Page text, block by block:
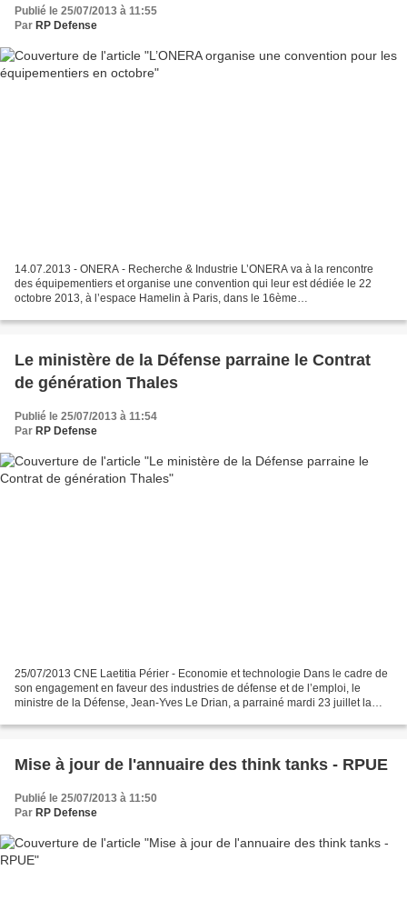
Publié le 25/07/2013 à 11:55
Par RP Defense
14.07.2013 - ONERA - Recherche & Industrie L’ONERA va à la rencontre
des équipementiers et organise une convention qui leur est dédiée le 22
octobre 2013, à l’espace Hamelin à Paris, dans le 16ème
Le ministère de la Défense parraine le Contrat
de génération Thales
Publié le 25/07/2013 à 11:54
Par RP Defense
25/07/2013 CNE Laetitia Périer - Economie et technologie Dans le cadre de
son engagement en faveur des industries de défense et de l’emploi, le
ministre de la Défense, Jean-Yves Le Drian, a parrainé mardi 23 juillet la
Mise à jour de l'annuaire des think tanks - RPUE
Publié le 25/07/2013 à 11:50
Par RP Defense